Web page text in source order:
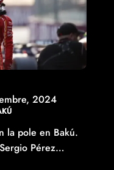
2024
la pole en Bakú.
Pérez…